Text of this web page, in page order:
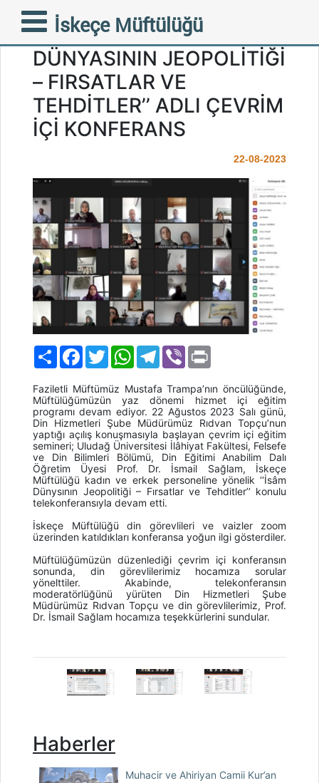
İskeçe Müftülüğü
PROF. DR. İSMAİL
SAĞLAM’DAN ‘‘İSLÂM
DÜNYASININ JEOPOLİTİĞİ
– FIRSATLAR VE
TEHDİTLER’’ ADLI ÇEVRİM
İÇİ KONFERANS
22-08-2023
PaylaşFacebook
TwitterWhatsAppTelegram
Viber
Faziletli Müftümüz Mustafa Trampa’nın öncülüğünde,
Müftülüğümüzün yaz dönemi hizmet içi eğitim
programı devam ediyor. 22 Ağustos 2023 Salı günü,
Din Hizmetleri Şube Müdürümüz Rıdvan Topçu’nun
yaptığı açılış konuşmasıyla başlayan çevrim içi eğitim
semineri; Uludağ Üniversitesi İlâhiyat Fakültesi, Felsefe
ve Din Bilimleri Bölümü, Din Eğitimi Anabilim Dalı
Öğretim Üyesi Prof. Dr. İsmail Sağlam, İskeçe
Müftülüğü kadın ve erkek personeline yönelik ‘‘İsâm
Dünysının Jeopolitiği – Fırsatlar ve Tehditler’’ konulu
telekonferansıyla devam etti.
İskeçe Müftülüğü din görevlileri ve vaizler zoom
üzerinden katıldıkları konferansa yoğun ilgi gösterdiler.
Müftülüğümüzün düzenlediği çevrim içi konferansın
sonunda, din görevlilerimiz hocamıza sorular
yönelttiler. Akabinde, telekonferansın
moderatörlüğünü yürüten Din Hizmetleri Şube
Müdürümüz Rıdvan Topçu ve din görevlilerimiz, Prof.
Dr. İsmail Sağlam hocamıza teşekkürlerini sundular.
Haberler
Muhacir ve Ahiriyan Camii Kur’an